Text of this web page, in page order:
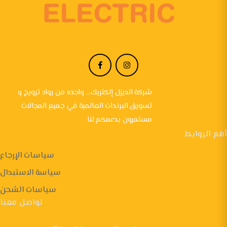
شركة الديزل إلكتريك... واحده من رواد ترويج و
تسويق البرندات العالمية في جميع المجالات
مستمرون بدعمكم لنا
أهم الروابط
سياسات الإرجاع
سياسة الاستبدال
سياسات الشحن
تواصل معنا